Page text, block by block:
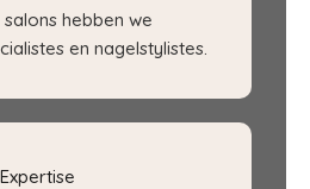
hebben we
en nagelstylistes.
Expertise